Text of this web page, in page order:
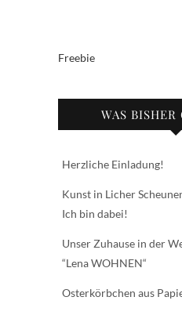
Freebie
WAS
Herzliche Einladung!
Kunst in Licher
Ich bin dabei!
Unser Zuhause in der
“Lena WOHNEN“
Osterkörbchen aus